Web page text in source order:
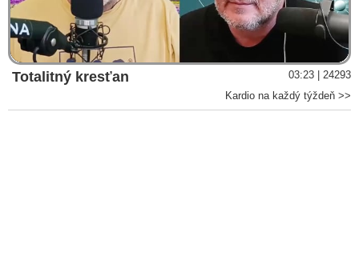
Video
Totalitný kresťan
03:23 | 24293
Kardio na každý týždeň >>